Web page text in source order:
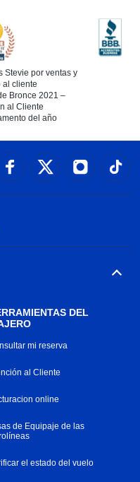
Stevie por ventas y
al cliente
Bronce 2021 –
al Cliente
del año
DEL
mi reserva
al Cliente
online
de Equipaje de las
el estado del vuelo